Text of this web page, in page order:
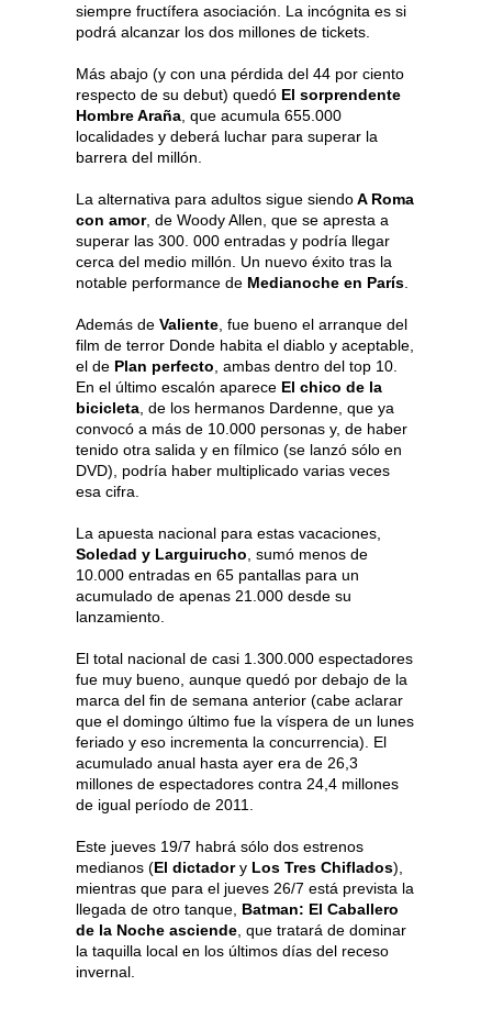
siempre fructífera asociación. La incógnita es si
podrá alcanzar los dos millones de tickets.
Más abajo (y con una pérdida del 44 por ciento
respecto de su debut) quedó El sorprendente
Hombre Araña , que acumula 655.000
localidades y deberá luchar para superar la
barrera del millón.
La alternativa para adultos sigue siendoA Roma
con amor, de Woody Allen, que se apresta a
superar las 300. 000 entradas y podría llegar
cerca del medio millón. Un nuevo éxito tras la
notable performance de Medianoche en París
Además de Valiente , fue bueno el arranque del
film de terror Donde habita el diablo y aceptable,
el de Plan perfecto , ambas dentro del top 10.
En el último escalón aparece El chico de la
bicicleta , de los hermanos Dardenne, que ya
convocó a más de 10.000 personas y, de haber
tenido otra salida y en fílmico (se lanzó sólo en
DVD), podría haber multiplicado varias veces
esa cifra.
La apuesta nacional para estas vacaciones,
Soledad y Larguirucho , sumó menos de
10.000 entradas en 65 pantallas para un
acumulado de apenas 21.000 desde su
lanzamiento.
El total nacional de casi 1.300.000 espectadores
fue muy bueno, aunque quedó por debajo de la
marca del fin de semana anterior (cabe aclarar
que el domingo último fue la víspera de un lunes
feriado y eso incrementa la concurrencia). El
acumulado anual hasta ayer era de 26,3
millones de espectadores contra 24,4 millones
de igual período de 2011.
Este jueves 19/7 habrá sólo dos estrenos
medianos (El dictadory Los Tres Chiflados),
mientras que para el jueves 26/7 está prevista la
llegada de otro tanque, Batman: El Caballero
de la Noche asciende , que tratará de dominar
la taquilla local en los últimos días del receso
invernal.